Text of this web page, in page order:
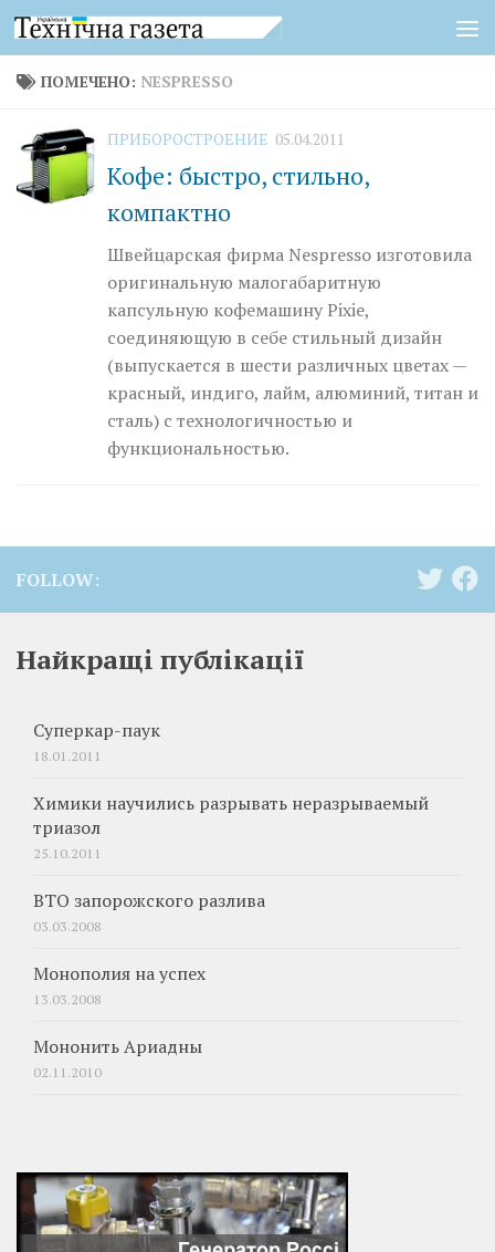
Перейти к содержимому
ПОМЕЧЕНО: NESPRESSO
ПРИБОРОСТРОЕНИЕ 05.04.2011
Кофе: быстро, стильно,
компактно
Швейцарская фирма Nespresso изготовила
оригинальную малогабаритную
капсульную кофемашину Pixie,
соединяющую в себе стильный дизайн
(выпускается в шести различных цветах —
красный, индиго, лайм, алюминий, титан и
сталь) с технологичностью и
функциональностью.
FOLLOW:
Найкращі публікації
Суперкар-паук
18.01.2011
Химики научились разрывать неразрываемый
триазол
25.10.2011
ВТО запорожского разлива
03.03.2008
Монополия на успех
13.03.2008
Мононить Ариадны
02.11.2010